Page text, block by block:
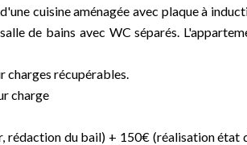
cuisine aménagée avec plaque à
de bains avec WC séparés.
charges récupérables.
charge
rédaction du bail) + 150€ (réalisation état